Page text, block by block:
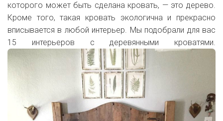
которого может быть сделана кровать, — это дерево.
Кроме того, такая кровать экологична и прекрасно
вписывается в любой интерьер. Мы подобрали для вас
15 интерьеров с деревянными кроватями.